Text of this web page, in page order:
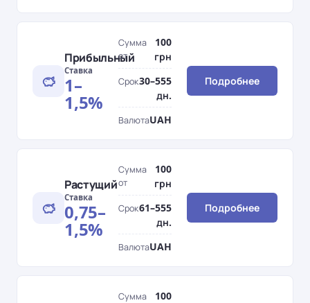
Прибыльный
Ставка
1–
1,5%
Сумма
от
100
грн
Срок30–555
дн.
ВалютаUAH
Подробнее
Растущий
Ставка
0,75–
1,5%
Сумма
от
100
грн
Срок61–555
дн.
ВалютаUAH
Подробнее
Сумма
100